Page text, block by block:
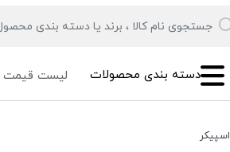
لیست قیمت دسته بندی محصولات
اسپیکر